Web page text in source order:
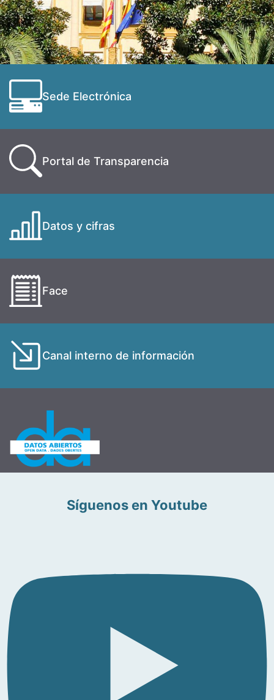
Sede Electrónica
Portal de Transparencia
Datos y cifras
Face
Canal interno de información
Síguenos en Youtube